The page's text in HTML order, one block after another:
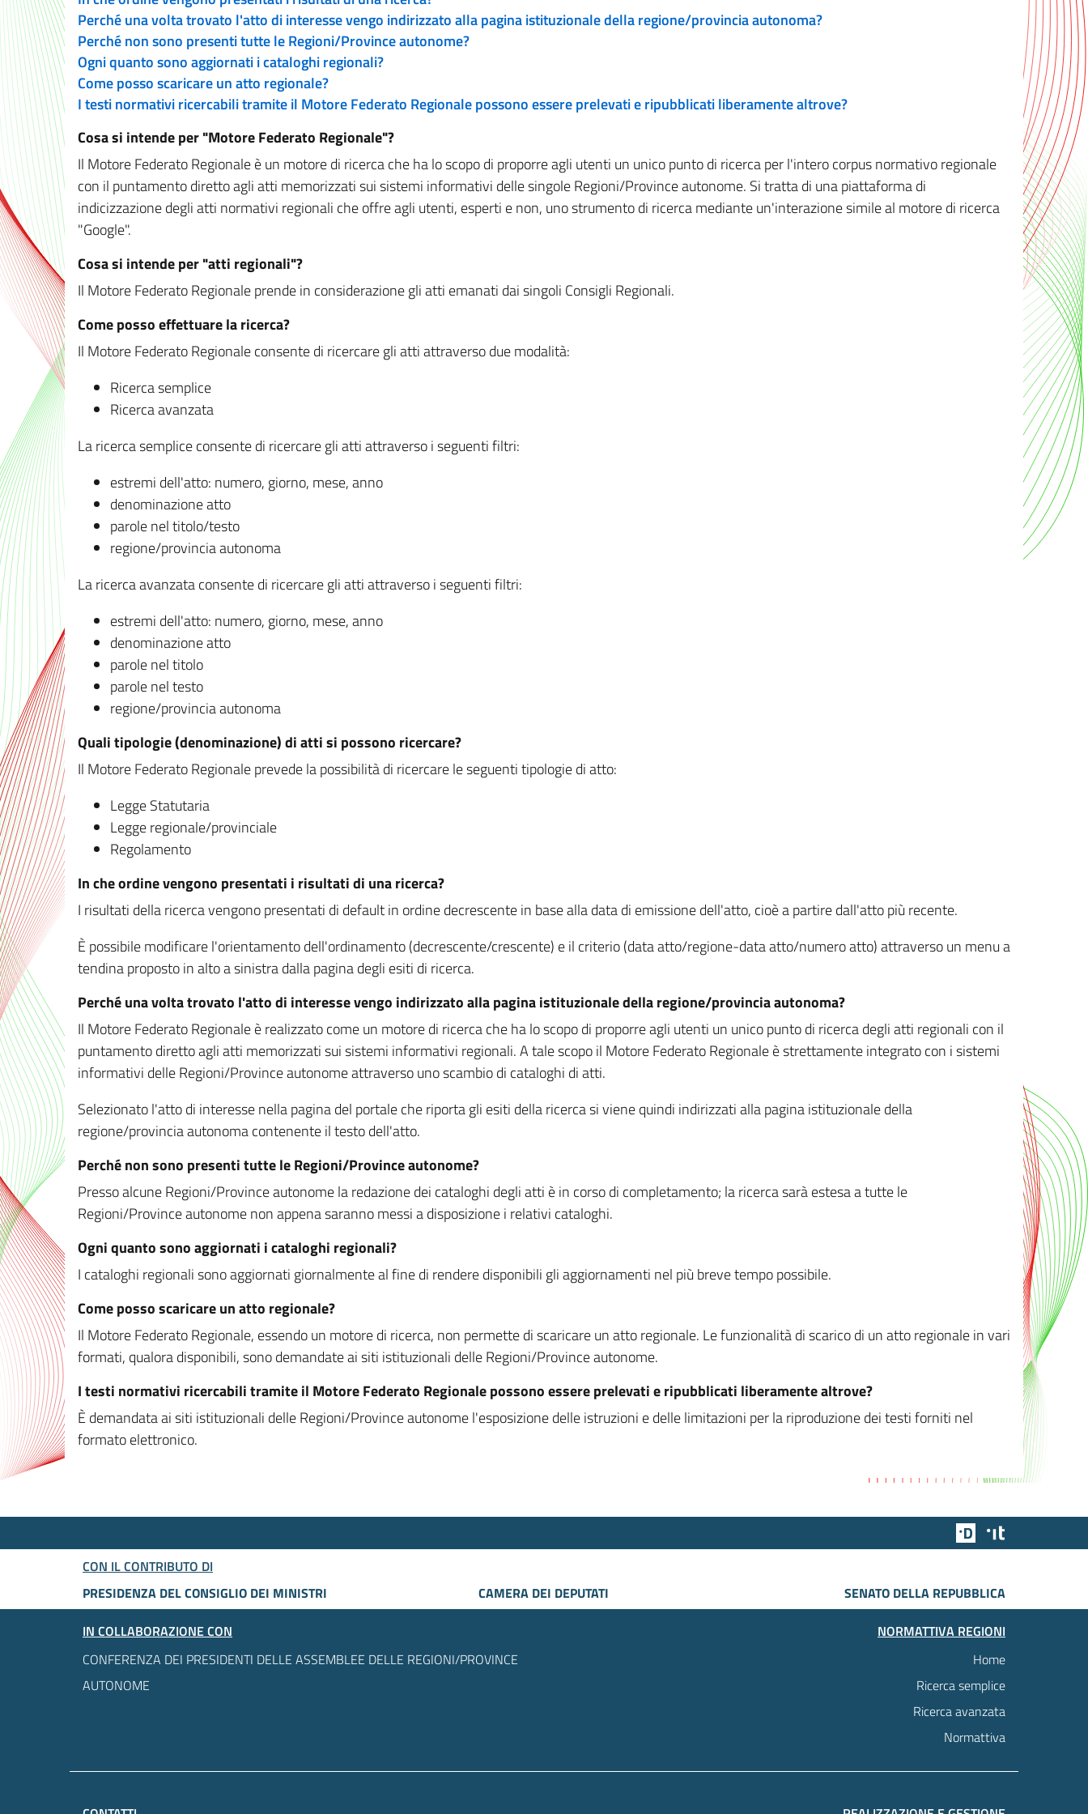
Perché una volta trovato l'atto di interesse vengo indirizzato alla pagina istituzionale della regione/provincia autonoma?
Perché non sono presenti tutte le Regioni/Province autonome?
Ogni quanto sono aggiornati i cataloghi regionali?
Come posso scaricare un atto regionale?
I testi normativi ricercabili tramite il Motore Federato Regionale possono essere prelevati e ripubblicati liberamente altrove?
Cosa si intende per "Motore Federato Regionale"?
Il Motore Federato Regionale è un motore di ricerca che ha lo scopo di proporre agli utenti un unico punto di ricerca per l'intero corpus normativo regionale
con il puntamento diretto agli atti memorizzati sui sistemi informativi delle singole Regioni/Province autonome. Si tratta di una piattaforma di
indicizzazione degli atti normativi regionali che offre agli utenti, esperti e non, uno strumento di ricerca mediante un'interazione simile al motore di ricerca
"Google".
Cosa si intende per "atti regionali"?
Il Motore Federato Regionale prende in considerazione gli atti emanati dai singoli Consigli Regionali.
Come posso effettuare la ricerca?
Il Motore Federato Regionale consente di ricercare gli atti attraverso due modalità:
Ricerca semplice
Ricerca avanzata
La ricerca semplice consente di ricercare gli atti attraverso i seguenti filtri:
estremi dell'atto: numero, giorno, mese, anno
denominazione atto
parole nel titolo/testo
regione/provincia autonoma
La ricerca avanzata consente di ricercare gli atti attraverso i seguenti filtri:
estremi dell'atto: numero, giorno, mese, anno
denominazione atto
parole nel titolo
parole nel testo
regione/provincia autonoma
Quali tipologie (denominazione) di atti si possono ricercare?
Il Motore Federato Regionale prevede la possibilità di ricercare le seguenti tipologie di atto:
Legge Statutaria
Legge regionale/provinciale
Regolamento
In che ordine vengono presentati i risultati di una ricerca?
I risultati della ricerca vengono presentati di default in ordine decrescente in base alla data di emissione dell'atto, cioè a partire dall'atto più recente.
È possibile modificare l'orientamento dell'ordinamento (decrescente/crescente) e il criterio (data atto/regione-data atto/numero atto) attraverso un menu a
tendina proposto in alto a sinistra dalla pagina degli esiti di ricerca.
Perché una volta trovato l'atto di interesse vengo indirizzato alla pagina istituzionale della regione/provincia autonoma?
Il Motore Federato Regionale è realizzato come un motore di ricerca che ha lo scopo di proporre agli utenti un unico punto di ricerca degli atti regionali con il
puntamento diretto agli atti memorizzati sui sistemi informativi regionali. A tale scopo il Motore Federato Regionale è strettamente integrato con i sistemi
informativi delle Regioni/Province autonome attraverso uno scambio di cataloghi di atti.
Selezionato l'atto di interesse nella pagina del portale che riporta gli esiti della ricerca si viene quindi indirizzati alla pagina istituzionale della
regione/provincia autonoma contenente il testo dell'atto.
Perché non sono presenti tutte le Regioni/Province autonome?
Presso alcune Regioni/Province autonome la redazione dei cataloghi degli atti è in corso di completamento; la ricerca sarà estesa a tutte le
Regioni/Province autonome non appena saranno messi a disposizione i relativi cataloghi.
Ogni quanto sono aggiornati i cataloghi regionali?
I cataloghi regionali sono aggiornati giornalmente al fine di rendere disponibili gli aggiornamenti nel più breve tempo possibile.
Come posso scaricare un atto regionale?
Il Motore Federato Regionale, essendo un motore di ricerca, non permette di scaricare un atto regionale. Le funzionalità di scarico di un atto regionale in vari
formati, qualora disponibili, sono demandate ai siti istituzionali delle Regioni/Province autonome.
I testi normativi ricercabili tramite il Motore Federato Regionale possono essere prelevati e ripubblicati liberamente altrove?
È demandata ai siti istituzionali delle Regioni/Province autonome l'esposizione delle istruzioni e delle limitazioni per la riproduzione dei testi forniti nel
formato elettronico.
Team Digitale
CON IL CONTRIBUTO DI
PRESIDENZA DEL CONSIGLIO DEI MINISTRI
CAMERA DEI DEPUTATI
SENATO DELLA REPUBBLICA
IN COLLABORAZIONE CON
CONFERENZA DEI PRESIDENTI DELLE ASSEMBLEE DELLE REGIONI/PROVINCE
AUTONOME
NORMATTIVA REGIONI
Home
Ricerca semplice
Ricerca avanzata
Normattiva